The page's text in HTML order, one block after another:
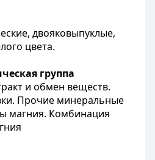
двояковыпуклые,
цвета.
группа
и обмен веществ.
Прочие минеральные
магния. Комбинация